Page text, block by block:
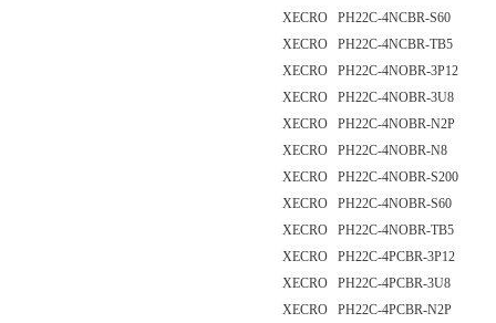
XECRO PH22C-4NCBR-S60
XECRO PH22C-4NCBR-TB5
XECRO PH22C-4NOBR-3P12
XECRO PH22C-4NOBR-3U8
XECRO PH22C-4NOBR-N2P
XECRO PH22C-4NOBR-N8
XECRO PH22C-4NOBR-S200
XECRO PH22C-4NOBR-S60
XECRO PH22C-4NOBR-TB5
XECRO PH22C-4PCBR-3P12
XECRO PH22C-4PCBR-3U8
XECRO PH22C-4PCBR-N2P